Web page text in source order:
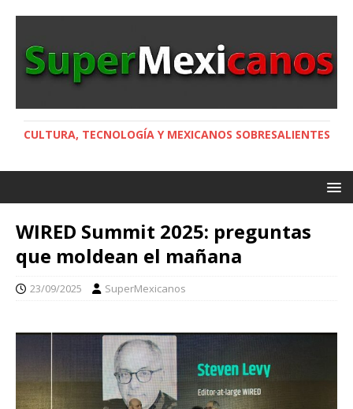
CULTURA, TECNOLOGÍA Y MEXICANOS SOBRESALIENTES
WIRED Summit 2025: preguntas
que moldean el mañana
23/09/2025 SuperMexicanos